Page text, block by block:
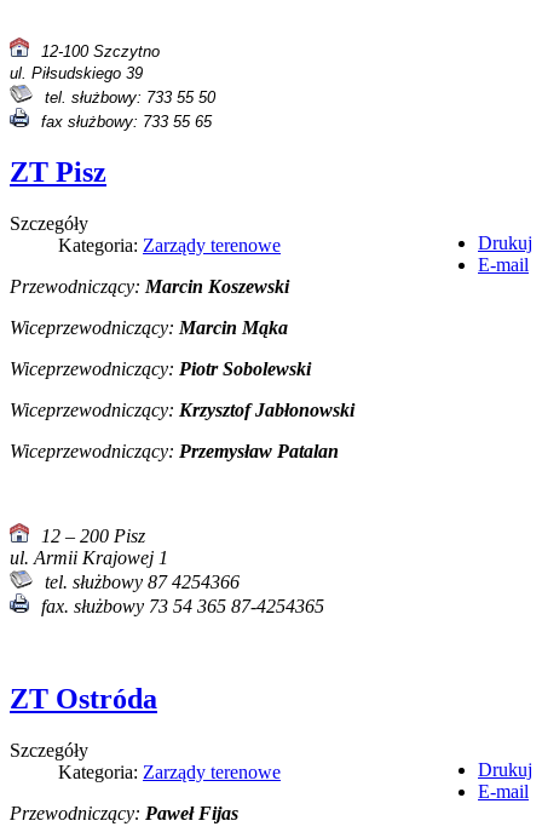
12-100 Szczytno
ul. Piłsudskiego 39
tel. służbowy: 733 55 50
fax służbowy: 733 55 65
ZT Pisz
Drukuj
E-mail
Szczegóły
Kategoria: Zarządy terenowe
Przewodniczący: Marcin Koszewski
Wiceprzewodniczący: Marcin Mąka
Wiceprzewodniczący: Piotr Sobolewski
Wiceprzewodniczący: Krzysztof Jabłonowski
Wiceprzewodniczący: Przemysław Patalan
12 – 200 Pisz
ul. Armii Krajowej 1
tel. służbowy 87 4254366
fax. służbowy 73 54 365 87-4254365
ZT Ostróda
Drukuj
E-mail
Szczegóły
Kategoria: Zarządy terenowe
Przewodniczący: Paweł Fijas